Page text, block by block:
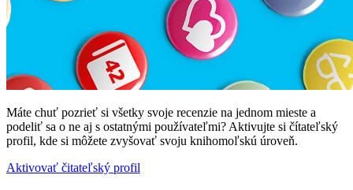
Máte chuť pozrieť si všetky svoje recenzie na jednom mieste a
podeliť sa o ne aj s ostatnými používateľmi? Aktivujte si čítateľský
profil, kde si môžete zvyšovať svoju knihomoľskú úroveň.
Aktivovať čitateľský profil